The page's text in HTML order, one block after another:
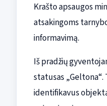
Krašto apsaugos
atsakingoms
informavimą.
Iš pradžių
statusas
identifikavus